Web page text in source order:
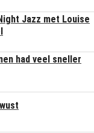
Jazz met Louise
had veel sneller